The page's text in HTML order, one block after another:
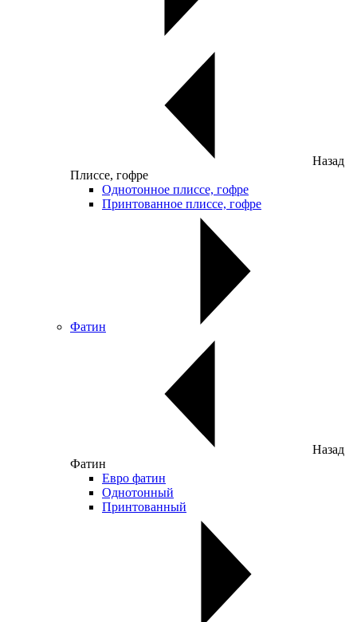
Назад
Плиссе, гофре
Однотонное плиссе, гофре
Принтованное плиссе, гофре
Фатин
Назад
Фатин
Евро фатин
Однотонный
Принтованный